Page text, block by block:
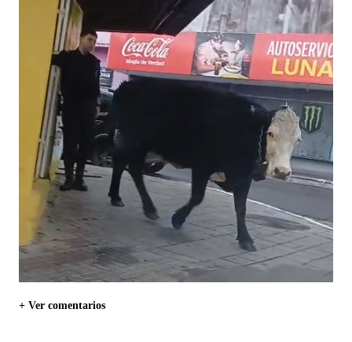
+ Ver comentarios